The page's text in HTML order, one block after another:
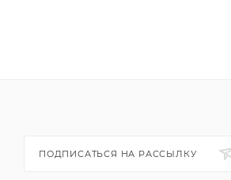
ПОДПИСАТЬСЯ НА РАССЫЛКУ